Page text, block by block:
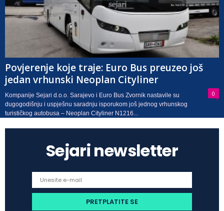
Povjerenje koje traje: Euro Bus preuzeo još
jedan vrhunski Neoplan Cityliner
0
Kompanije Sejari d.o.o. Sarajevo i Euro Bus Zvornik nastavile su
dugogodišnju i uspješnu saradnju isporukom još jednog vrhunskog
turističkog autobusa – Neoplan Cityliner N1216...
Sejari newsletter